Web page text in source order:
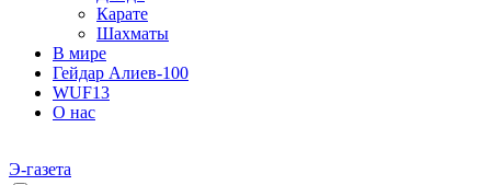
Карате
Шахматы
В мире
Гейдар Алиев-100
WUF13
О нас
Э-газета